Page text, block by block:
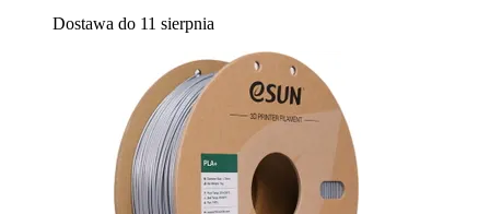
Dostawa do 11 sierpnia